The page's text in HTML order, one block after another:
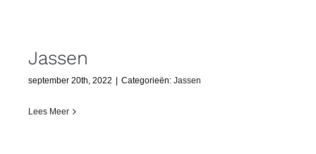
Jassen
september 20th, 2022 | Categorieën: Jassen
Lees Meer